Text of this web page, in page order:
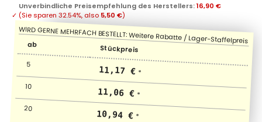
Unverbindliche Preisempfehlung des Herstellers:16,90 €
✓ (Sie sparen 32.54%, also 5,50 €)
ab Stückpreis
5
11,17 € *
10
11,06 € *
20
10,94 € *